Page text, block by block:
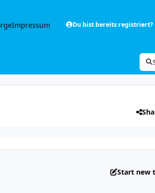
Impressum Du bist bereits
Start new